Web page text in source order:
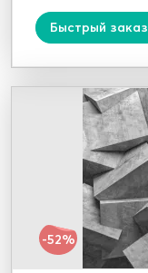
Быстрый заказ
-52%